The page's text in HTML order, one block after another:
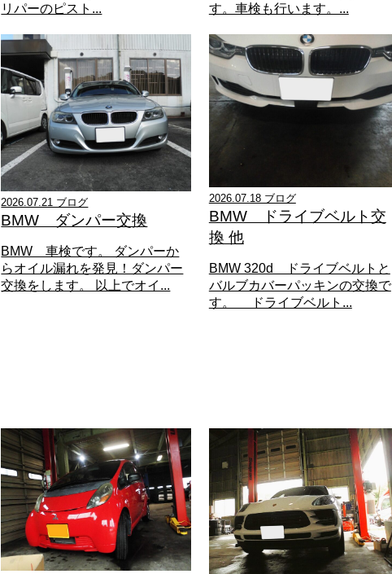
リパーのピスト...
す。車検も行います。...
2026.07.21 ブログ
BMW ダンパー交換
BMW 車検です。 ダンパーか
らオイル漏れを発見！ダンパー
交換をします。 以上でオイ...
2026.07.18 ブログ
BMW ドライブベルト交
換 他
BMW 320d ドライブベルトと
バルブカバーパッキンの交換で
す。 ドライブベルト...